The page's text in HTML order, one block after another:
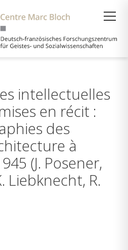
intellectuelles
en récit :
des
à
(J. Posener,
Liebknecht, R.